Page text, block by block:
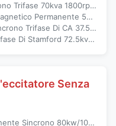
70kva 1800rpm ip23
56kw/70kva Del Generatore
Per Il Gruppo Elettrogeno Del MTU
72.5kva Per La Casa
Senza
Dell'eccitatore Senza Spazzola Di 6 Cavi